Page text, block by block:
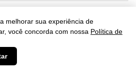
melhorar sua experiência de
você concorda com nossa Política de